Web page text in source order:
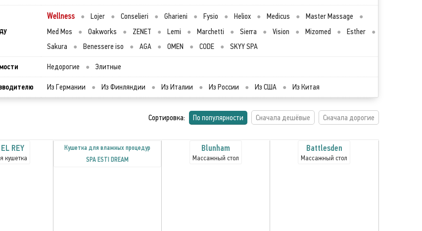
Wellness ● Lojer ● Conselieri ● Gharieni ● Fysio ● Heliox ● Medicus ● Master Massage
●
Med Mos
● Oakworks ● ZENET ● Lemi ● Marchetti ● Sierra ● Vision ● Mizomed ● Esther
●
Sakura
● Benessere iso ● AGA ● OMEN ● CODE ● SKYY SPA
Недорогие ● Элитные
Из Германии ● Из Финляндии ● Из Италии ● Из России ● Из США ● Из Китая
Сортировка: По популярности Сначала дешёвые Сначала дорогие
REY
кушетка
Кушетка для влажных процедур
SPA ESTI DREAM
Blunham
Массажный стол
Battlesden
Массажный стол